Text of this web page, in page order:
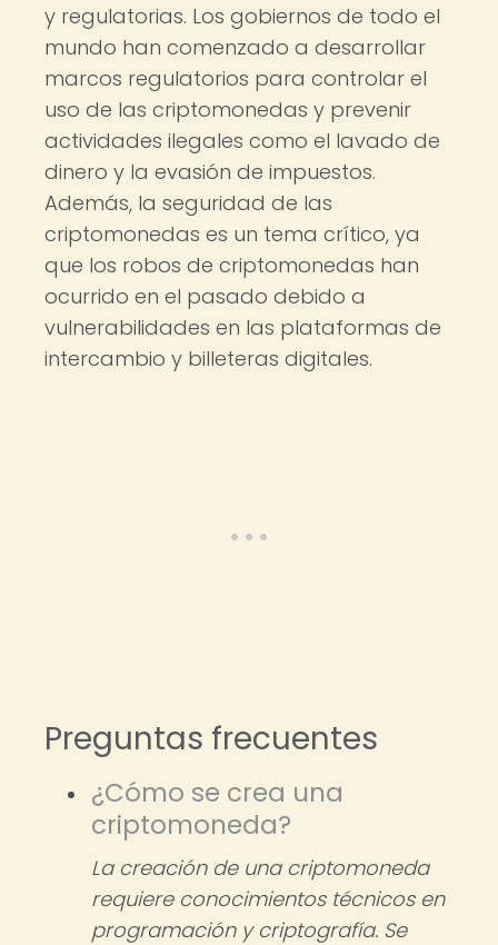
y regulatorias. Los gobiernos de todo el
mundo han comenzado a desarrollar
marcos regulatorios para controlar el
uso de las criptomonedas y prevenir
actividades ilegales como el lavado de
dinero y la evasión de impuestos.
Además, la seguridad de las
criptomonedas es un tema crítico, ya
que los robos de criptomonedas han
ocurrido en el pasado debido a
vulnerabilidades en las plataformas de
intercambio y billeteras digitales.
Preguntas frecuentes
¿Cómo se crea una
criptomoneda?
La creación de una criptomoneda
requiere conocimientos técnicos en
programación y criptografía. Se